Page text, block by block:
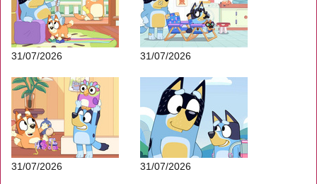
31/07/2026 31/07/2026
31/07/2026 31/07/2026